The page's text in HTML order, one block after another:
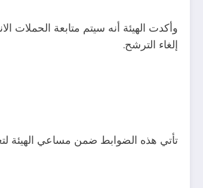
وأكدت الهيئة أنه سيتم متابعة الحملات
إلغاء الترشح.
تأتي هذه الضوابط ضمن مساعي الهيئة